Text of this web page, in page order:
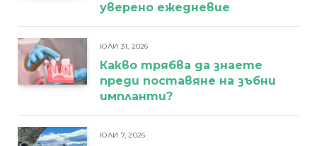
уверено ежедневие
ЮЛИ 31, 2026
Какво трябва да знаете
преди поставяне на зъбни
импланти?
ЮЛИ 7, 2026